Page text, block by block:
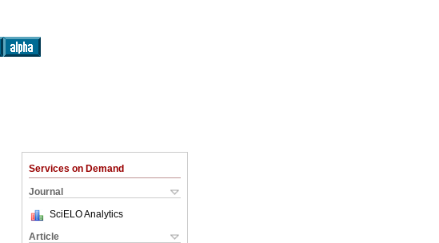
Services on Demand
Journal
SciELO Analytics
Article